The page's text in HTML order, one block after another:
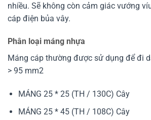
nhiều. Sẽ không còn cảm giác vướng
cáp điện bủa vây.
Phân loại máng nhựa
Máng cáp thường được sử dụng để đi
> 95 mm2
MÁNG 25 * 25 (TH / 130C) Cây
MÁNG 25 * 45 (TH / 108C) Cây